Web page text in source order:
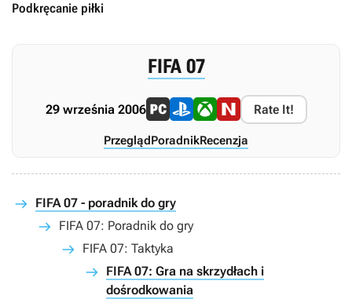
Podkręcanie piłki
FIFA 07
29 września 2006 Rate It!
PrzeglądPoradnikRecenzja
FIFA 07 - poradnik do gry
FIFA 07: Poradnik do gry
FIFA 07: Taktyka
FIFA 07: Gra na skrzydłach i
dośrodkowania